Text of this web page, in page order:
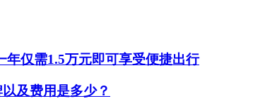
仅需1.5万元即可享受便捷出行
及费用是多少？